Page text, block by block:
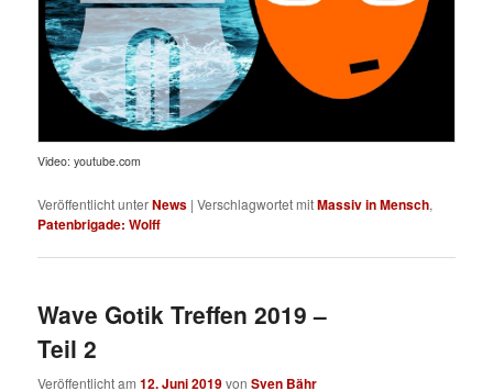
Video: youtube.com
Veröffentlicht unterNews |Verschlagwortet mitMassiv in Mensch,
Patenbrigade: Wolff
Wave Gotik Treffen 2019 –
Teil 2
Veröffentlicht am12. Juni 2019vonSven Bähr